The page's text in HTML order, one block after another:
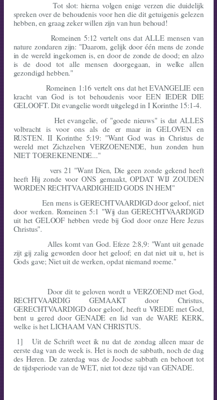
Tot slot: hierna volgen enige verzen die duidelijk
spreken over de behoude­nis voor hen die dit getuigenis gelezen
hebben, en graag zeker willen zijn van hun behoud!
Romeinen 5:12 vertelt ons dat ALLE mensen van
nature zondaren zijn: "Daarom, gelijk door één mens de zonde
in de wereld ingekomen is, en door de zonde de dood; en alzo
is de dood tot alle mensen doorgegaan, in welke allen
gezondigd hebben."
Romeinen 1:16 vertelt ons dat het EVANGELIE een
kracht van God is tot behoudenis voor EEN IEDER DIE
GELOOFT. Dit evangelie wordt uitgelegd in I Korinthe 15:1-4.
Het evangelie, of "goede nieuws" is dat ALLES
volbracht is voor ons als de er maar in GELOVEN en
RUSTEN. II Korinthe 5:19: "Want God was in Christus de
wereld met Zichzelven VERZOENENDE, hun zonden hun
NIET TOEREKE­NENDE..."
vers 21 "Want Dien, Die geen zonde gekend heeft
heeft Hij zonde voor ONS gemaakt, OPDAT WIJ ZOUDEN
WORDEN RECHTVAARDIGHEID GODS IN HEM"
Een mens is GERECHTVAARDIGD door geloof, niet
door werken. Romeinen 5:1 "Wij dan GERECHTVAARDIGD
uit het GELOOF hebben vrede bij God door onze Here Jezus
Christus".
Alles komt van God. Efeze 2:8,9: "Want uit genade
zijt gij zalig geworden door het geloof; en dat niet uit u, het is
Gods gave; Niet uit de werken, opdat niemand roeme."
Door dit te geloven wordt u VERZOEND met God,
RECHTVAARDIG GEMAAKT door Christus,
GERECHTVAARDIGD door geloof, heeft u VREDE met God,
bent u gered door GENADE en lid van de WARE KERK,
welke is het LICHAAM VAN CHRISTUS.
1] Uit de Schrift weet ik nu dat de zondag alleen maar de
eerste dag van de week is. Het is noch de sabbath, noch de dag
des Heren. De zaterdag was de Joodse sabbath en behoort tot
de tijdspe­riode van de WET, niet tot deze tijd van GENADE.